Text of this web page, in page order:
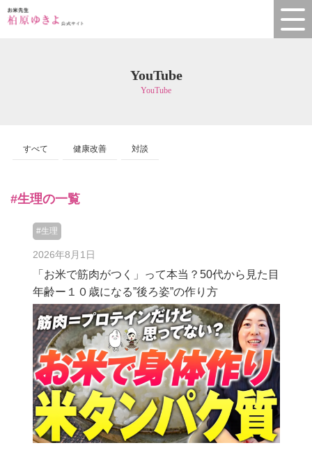
YouTube
YouTube
すべて 健康改善 対談
#生理の一覧
#生理
2026年8月1日
「お米で筋肉がつく」って本当？50代から見た目
年齢ー１０歳になる”後ろ姿”の作り方